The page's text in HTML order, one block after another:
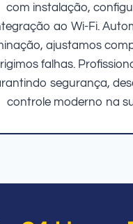
com instalação,
ao Wi-Fi.
ajustamos
falhas.
segurança,
controle moderno na